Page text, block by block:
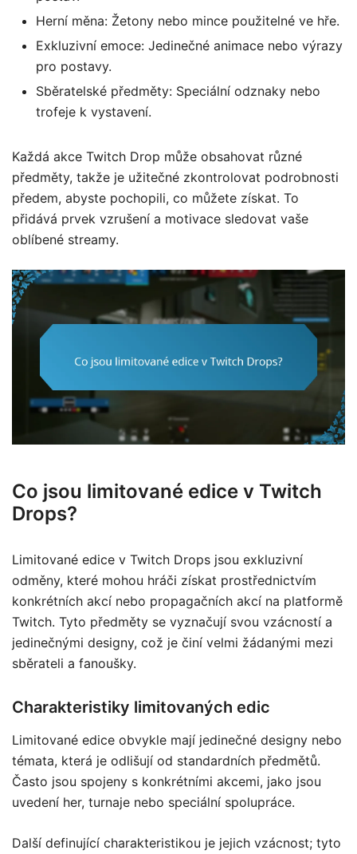
Herní měna: Žetony nebo mince použitelné ve hře.
Exkluzivní emoce: Jedinečné animace nebo výrazy
pro postavy.
Sběratelské předměty: Speciální odznaky nebo
trofeje k vystavení.
Každá akce Twitch Drop může obsahovat různé
předměty, takže je užitečné zkontrolovat podrobnosti
předem, abyste pochopili, co můžete získat. To
přidává prvek vzrušení a motivace sledovat vaše
oblíbené streamy.
Co jsou limitované edice v Twitch
Drops?
Limitované edice v Twitch Drops jsou exkluzivní
odměny, které mohou hráči získat prostřednictvím
konkrétních akcí nebo propagačních akcí na platformě
Twitch. Tyto předměty se vyznačují svou vzácností a
jedinečnými designy, což je činí velmi žádanými mezi
sběrateli a fanoušky.
Charakteristiky limitovaných edic
Limitované edice obvykle mají jedinečné designy nebo
témata, která je odlišují od standardních předmětů.
Často jsou spojeny s konkrétními akcemi, jako jsou
uvedení her, turnaje nebo speciální spolupráce.
Další definující charakteristikou je jejich vzácnost; tyto